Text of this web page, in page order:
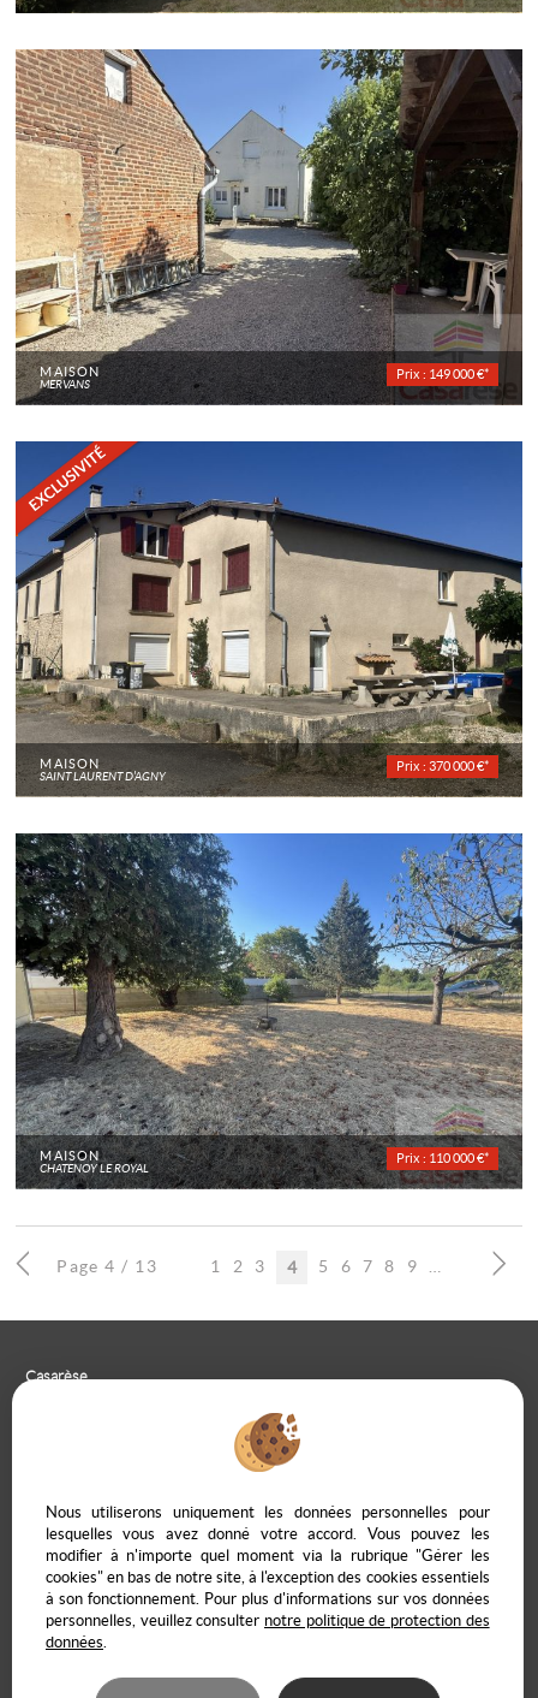
MAISON
MERVANS
Prix : 149 000 €*
MAISON
SAINT LAURENT D'AGNY
Prix : 370 000 €*
MAISON
CHATENOY LE ROYAL
Prix : 110 000 €*
Page 4 / 13 1 2 3 4 5 6 7 8 9
Casarèse
09 85 65 95 83
Mentions Légales Politique de protection des données
Gérer les cookies
Notre barème d'honoraires
Accès propriétaire en ligne
Nous utiliserons uniquement les données personnelles pour
lesquelles vous avez donné votre accord. Vous pouvez les
modifier à n'importe quel moment via la rubrique "Gérer les
cookies" en bas de notre site, à l'exception des cookies essentiels
à son fonctionnement. Pour plus d'informations sur vos données
personnelles, veuillez consulter notre politique de protection des
données.